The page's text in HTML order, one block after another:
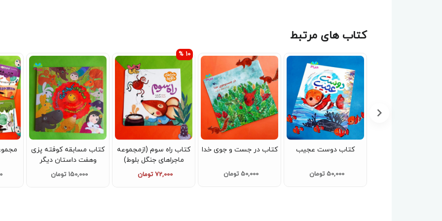
کتاب های مرتبط
کتاب دوست عجیب
50,000 تومان
کتاب در جست و جوی خدا
50,000 تومان
کتاب راه سوم (ازمجموعه
ماجراهای جنگل بلوط)
72,000 تومان
10 %
کتاب مسابقه کوفته پزی
وهفت داستان دیگر
150,000 تومان